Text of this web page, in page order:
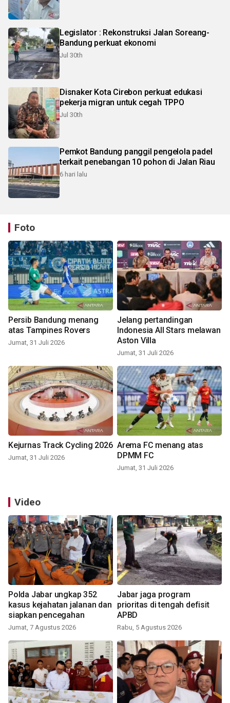
Legislator : Rekonstruksi Jalan Soreang-
Bandung perkuat ekonomi
Jul 30th
Disnaker Kota Cirebon perkuat edukasi
pekerja migran untuk cegah TPPO
Jul 30th
Pemkot Bandung panggil pengelola padel
terkait penebangan 10 pohon di Jalan Riau
6 hari lalu
Foto
Persib Bandung menang
atas Tampines Rovers
Jumat, 31 Juli 2026
Jelang pertandingan
Indonesia All Stars melawan
Aston Villa
Jumat, 31 Juli 2026
Kejurnas Track Cycling 2026
Jumat, 31 Juli 2026
Arema FC menang atas
DPMM FC
Jumat, 31 Juli 2026
Video
Polda Jabar ungkap 352
kasus kejahatan jalanan dan
siapkan pencegahan
Jumat, 7 Agustus 2026
Jabar jaga program
prioritas di tengah defisit
APBD
Rabu, 5 Agustus 2026